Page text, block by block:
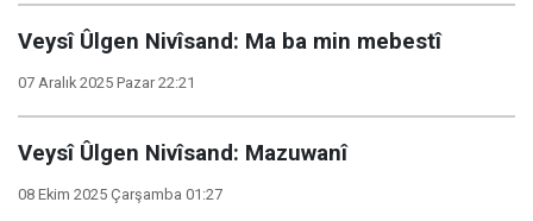
Veysî Ûlgen Nivîsand: Ma ba min mebestî
07 Aralık 2025 Pazar 22:21
Veysî Ûlgen Nivîsand: Mazuwanî
08 Ekim 2025 Çarşamba 01:27